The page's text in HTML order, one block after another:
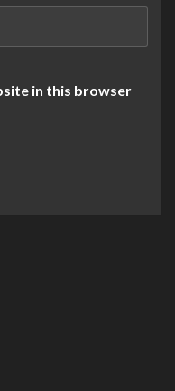
in this browser